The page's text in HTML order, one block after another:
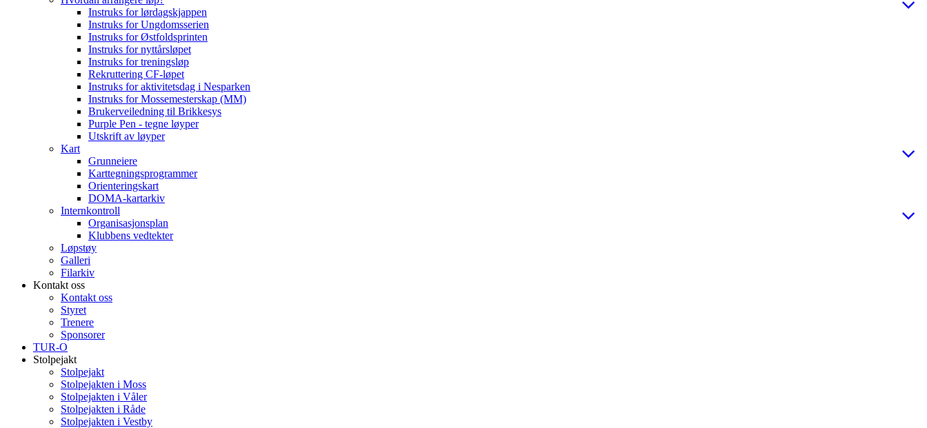
Instruks for lørdagskjappen
Instruks for Ungdomsserien
Instruks for Østfoldsprinten
Instruks for nyttårsløpet
Instruks for treningsløp
Rekruttering CF-løpet
Instruks for aktivitetsdag i Nesparken
Instruks for Mossemesterskap (MM)
Brukerveiledning til Brikkesys
Purple Pen - tegne løyper
Utskrift av løyper
Kart
Grunneiere
Karttegningsprogrammer
Orienteringskart
DOMA-kartarkiv
Internkontroll
Organisasjonsplan
Klubbens vedtekter
Løpstøy
Galleri
Filarkiv
Kontakt oss
Kontakt oss
Styret
Trenere
Sponsorer
TUR-O
Stolpejakt
Stolpejakt
Stolpejakten i Moss
Stolpejakten i Våler
Stolpejakten i Råde
Stolpejakten i Vestby